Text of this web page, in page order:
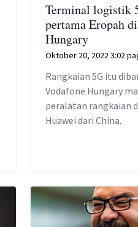
Terminal logistik
pertama Eropah
Hungary
Oktober 20, 2022 3:02
Rangkaian 5G itu
Vodafone Hungary
peralatan rangkaian
Huawei dari China.